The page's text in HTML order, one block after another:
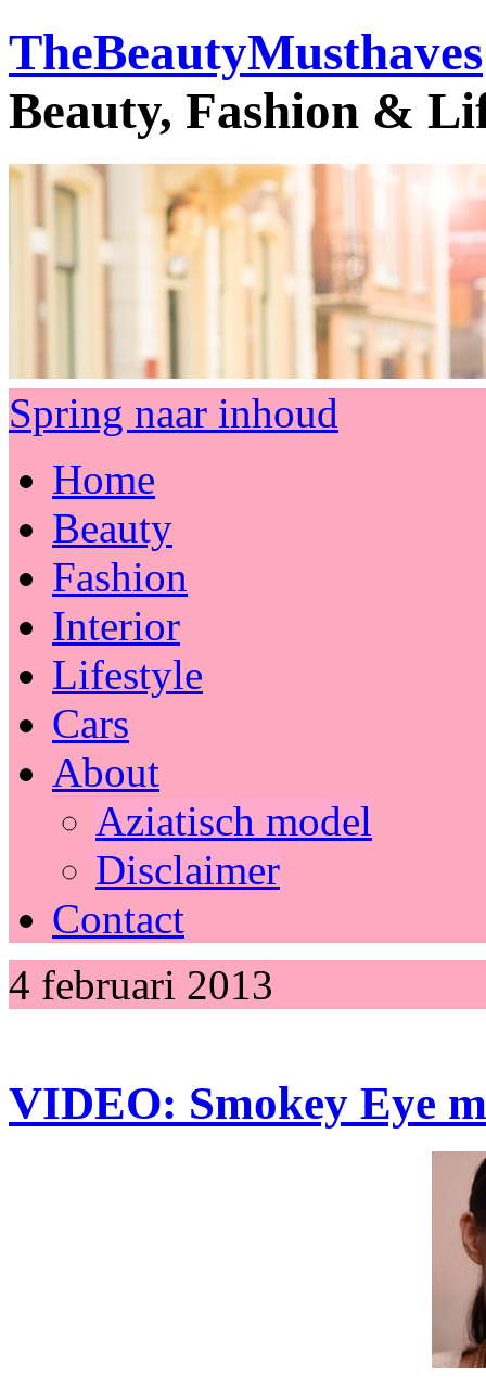
TheBeautyMusthaves
Beauty, Fashion &
Spring naar inhoud
Home
Beauty
Fashion
Interior
Lifestyle
Cars
About
Aziatisch model
Disclaimer
Contact
4 februari 2013
VIDEO: Smokey Eye